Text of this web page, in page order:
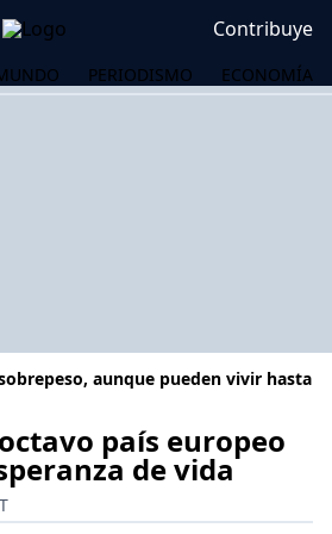
Contribuye
PERIODISMO ECONOMÍA
aunque pueden vivir hasta
país europeo
de vida